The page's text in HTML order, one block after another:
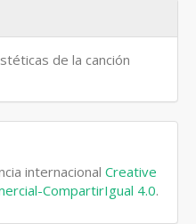
de la canción
internacional Creative
CompartirIgual 4.0.